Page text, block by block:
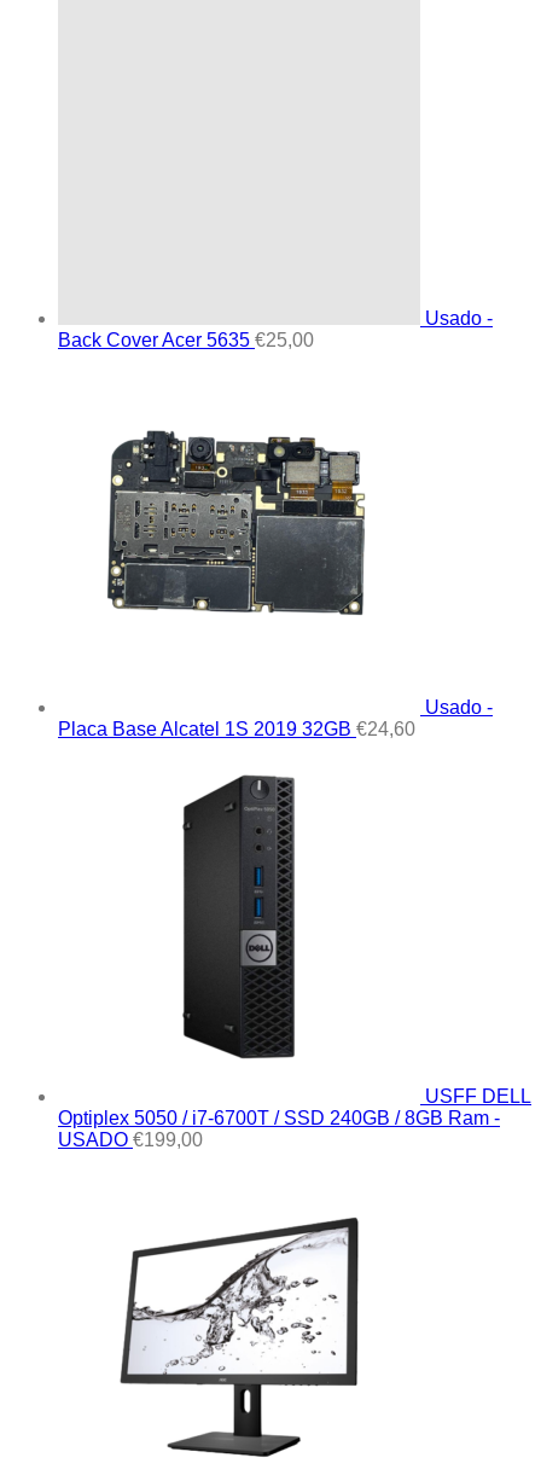
Usado -
Back Cover Acer 5635 €25,00
Usado -
Placa Base Alcatel 1S 2019 32GB €24,60
USFF DELL
Optiplex 5050 / i7-6700T / SSD 240GB / 8GB Ram -
USADO €199,00